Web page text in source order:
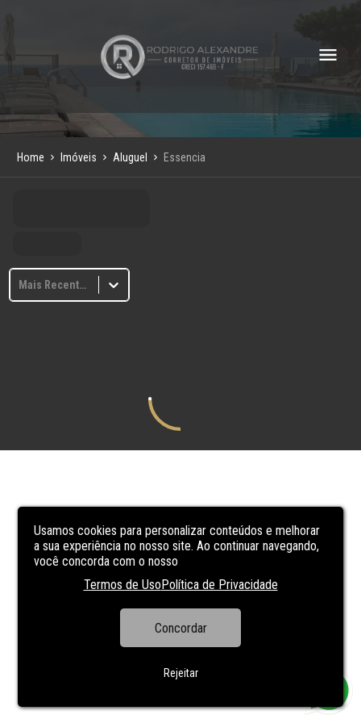
Usamos cookies para personalizar conteúdos e melhorar
a sua experiência no nosso site. Ao continuar navegando,
você concorda com o nosso
Termos de UsoPolítica de Privacidade
Concordar
Rejeitar
Home Imóveis Aluguel Essencia
Mais Recentes